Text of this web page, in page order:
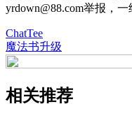
yrdown@88.com举报，
ChatTee
魔法书升级
相关推荐